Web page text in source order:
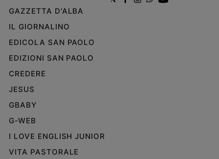
GAZZETTA D'ALBA
IL GIORNALINO
EDICOLA SAN PAOLO
EDIZIONI SAN PAOLO
CREDERE
JESUS
GBABY
G-WEB
I LOVE ENGLISH JUNIOR
VITA PASTORALE